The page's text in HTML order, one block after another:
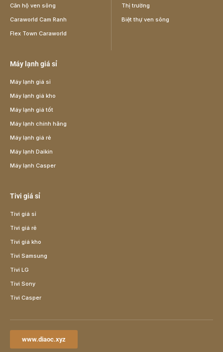
Căn hộ ven sông
Caraworld Cam Ranh
Flex Town Caraworld
Thị trường
Biệt thự ven sông
Máy lạnh giá sỉ
Máy lạnh giá sỉ
Máy lạnh giá kho
Máy lạnh giá tốt
Máy lạnh chính hãng
Máy lạnh giá rẻ
Máy lạnh Daikin
Máy lạnh Casper
Tivi giá sỉ
Tivi giá sỉ
Tivi giá rẻ
Tivi giá kho
Tivi Samsung
Tivi LG
Tivi Sony
Tivi Casper
www.diaoc.xyz